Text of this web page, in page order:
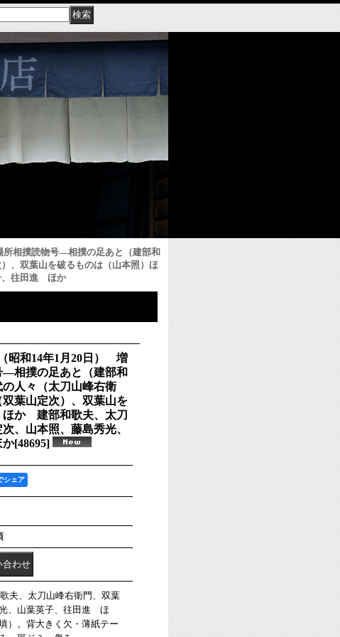
相撲読物号―相撲の足あと（建部和
、双葉山を破るものは（山本照）ほ
、往田進 ほか
昭和14年1月20日） 増
相撲の足あと（建部和
人々（太刀山峰右衛
葉山定次）、双葉山を
ほか 建部和歌夫、太刀
、山本照、藤島秀光、
か[48695]
シェア
夫、太刀山峰右衛門、双葉
、山葉英子、往田進 ほ
）。背大きく欠・薄紙テー